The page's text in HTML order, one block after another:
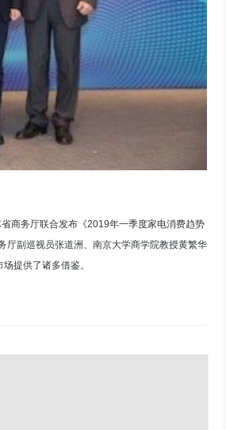
商务厅联合发布《2019年一季度家电消费趋势
厅副巡视员张道洲、南京大学商学院教授黄繁华
提供了诸多借鉴。